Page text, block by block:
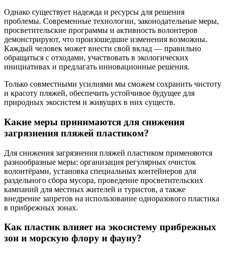
Однако существует надежда и ресурсы для решения
проблемы. Современные технологии, законодательные меры,
просветительские программы и активность волонтеров
демонстрируют, что произошедшие изменения возможны.
Каждый человек может внести свой вклад — правильно
обращаться с отходами, участвовать в экологических
инициативах и предлагать инновационные решения.
Только совместными усилиями мы сможем сохранить чистоту
и красоту пляжей, обеспечить устойчивое будущее для
природных экосистем и живущих в них существ.
Какие меры принимаются для снижения
загрязнения пляжей пластиком?
Для снижения загрязнения пляжей пластиком применяются
разнообразные меры: организация регулярных очисток
волонтёрами, установка специальных контейнеров для
раздельного сбора мусора, проведение просветительских
кампаний для местных жителей и туристов, а также
внедрение запретов на использование одноразового пластика
в прибрежных зонах.
Как пластик влияет на экосистему прибрежных
зон и морскую флору и фауну?